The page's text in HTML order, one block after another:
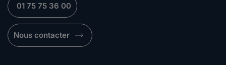
01 75 75 36 00
Nous contacter